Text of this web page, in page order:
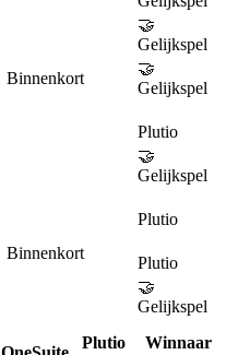
🤝
Gelijkspel
Binnenkort
🤝
Gelijkspel
Plutio
🤝
Gelijkspel
Plutio
Binnenkort
Plutio
🤝
Gelijkspel
Plutio
Winnaar